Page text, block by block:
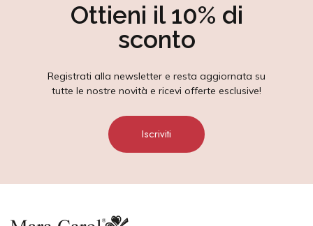
Ottieni il 10% di
sconto
Registrati alla newsletter e resta aggiornata su
tutte le nostre novità e ricevi offerte esclusive!
Iscriviti